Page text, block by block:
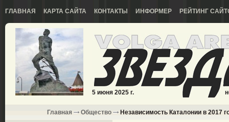
ГЛАВНАЯ КАРТА САЙТА КОНТАКТЫ ИНФОРМЕР РЕЙТИНГ
5 июня 2025 г.
Главная Общество Независимость Каталонии в 2017